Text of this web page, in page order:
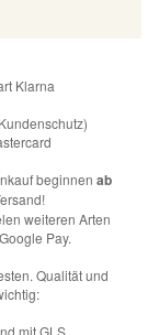
beginnen ab
weiteren Arten
Pay.
Qualität und